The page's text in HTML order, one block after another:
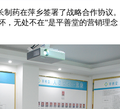
制药在萍乡签署了战略合作协
，无处不在”是平善堂的营销理